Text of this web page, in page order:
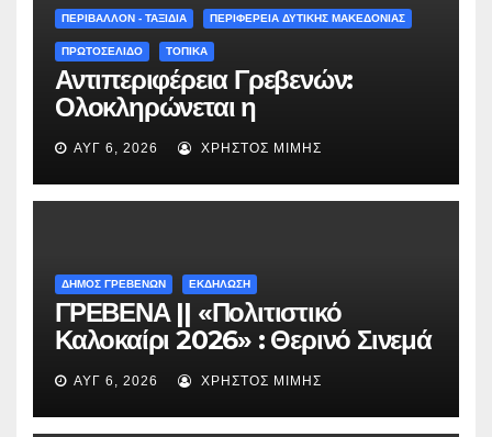
(audio)
ΠΕΡΙΒΑΛΛΟΝ - ΤΑΞΙΔΙΑ ΠΕΡΙΦΕΡΕΙΑ ΔΥΤΙΚΗΣ ΜΑΚΕΔΟΝΙΑΣ
ΠΡΩΤΟΣΕΛΙΔΟ ΤΟΠΙΚΑ
Αντιπεριφέρεια Γρεβενών:
Ολοκληρώνεται η
ασφαλτόστρωση της οδού
Περιβόλι – Αβδέλλα
ΑΥΓ 6, 2026 ΧΡΉΣΤΟΣ ΜΊΜΗΣ
ΔΗΜΟΣ ΓΡΕΒΕΝΩΝ ΕΚΔΗΛΩΣΗ
ΓΡΕΒΕΝΑ || «Πολιτιστικό
Καλοκαίρι 2026» : Θερινό Σινεμά
με την βραβευμένη ταινία
«Μικρές Ανάσες».
ΑΥΓ 6, 2026 ΧΡΉΣΤΟΣ ΜΊΜΗΣ